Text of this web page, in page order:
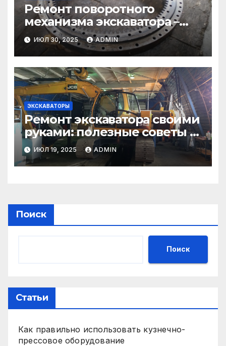
Ремонт поворотного
механизма экскаватора –
надежно и качественно
ИЮЛ 30, 2025 ADMIN
ЭКСКАВАТОРЫ
Ремонт экскаватора своими
руками: полезные советы и
проверенные хитрости
ИЮЛ 19, 2025 ADMIN
Поиск
Поиск
Статьи
Как правильно использовать кузнечно-
прессовое оборудование